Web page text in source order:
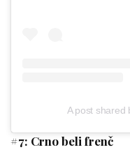
A post shared
#7: Crno beli frenč